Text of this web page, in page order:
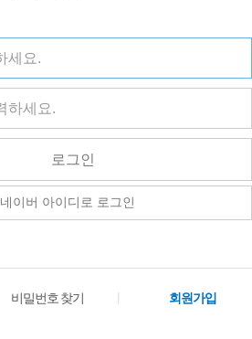
로그인
네이버 아이디로 로그인
비밀번호 찾기 | 회원가입